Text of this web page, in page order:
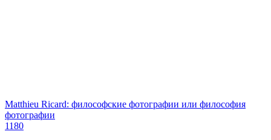
Matthieu Ricard: философские фотографии или философия
фотографии
1180